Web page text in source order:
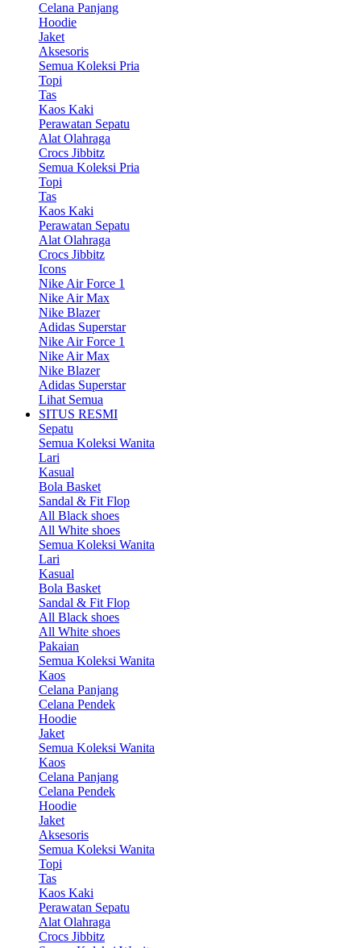
Celana Panjang
Hoodie
Jaket
Aksesoris
Semua Koleksi Pria
Topi
Tas
Kaos Kaki
Perawatan Sepatu
Alat Olahraga
Crocs Jibbitz
Semua Koleksi Pria
Topi
Tas
Kaos Kaki
Perawatan Sepatu
Alat Olahraga
Crocs Jibbitz
Icons
Nike Air Force 1
Nike Air Max
Nike Blazer
Adidas Superstar
Nike Air Force 1
Nike Air Max
Nike Blazer
Adidas Superstar
Lihat Semua
SITUS RESMI
Sepatu
Semua Koleksi Wanita
Lari
Kasual
Bola Basket
Sandal & Fit Flop
All Black shoes
All White shoes
Semua Koleksi Wanita
Lari
Kasual
Bola Basket
Sandal & Fit Flop
All Black shoes
All White shoes
Pakaian
Semua Koleksi Wanita
Kaos
Celana Panjang
Celana Pendek
Hoodie
Jaket
Semua Koleksi Wanita
Kaos
Celana Panjang
Celana Pendek
Hoodie
Jaket
Aksesoris
Semua Koleksi Wanita
Topi
Tas
Kaos Kaki
Perawatan Sepatu
Alat Olahraga
Crocs Jibbitz